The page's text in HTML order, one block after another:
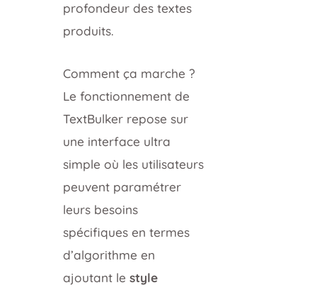
profondeur des textes
produits.
Comment ça marche ?
Le fonctionnement de
TextBulker repose sur
une interface ultra
simple où les utilisateurs
peuvent paramétrer
leurs besoins
spécifiques en termes
d’algorithme en
ajoutant lestyle